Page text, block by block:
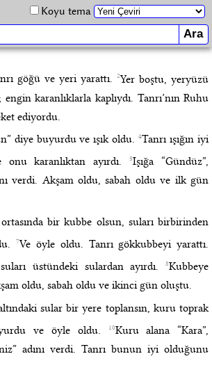
Koyu tema
göğü ve yeri yarattı.2Yer boştu, yeryüzü
karanlıklarla kaplıydı. Tanrı’nın Ruhu
ediyordu.
diye buyurdu ve ışık oldu.4Tanrı ışığın iyi
karanlıktan ayırdı.5Işığa “Gündüz”,
verdi. Akşam oldu, sabah oldu ve ilk gün
ortasında bir kubbe olsun, suları birbirinden
7Ve öyle oldu. Tanrı gökkubbeyi yarattı.
üstündeki sulardan ayırdı.8Kubbeye
oldu, sabah oldu ve ikinci gün oluştu.
sular bir yere toplansın, kuru toprak
ve öyle oldu.
10Kuru alana “Kara”,
adını verdi. Tanrı bunun iyi olduğunu